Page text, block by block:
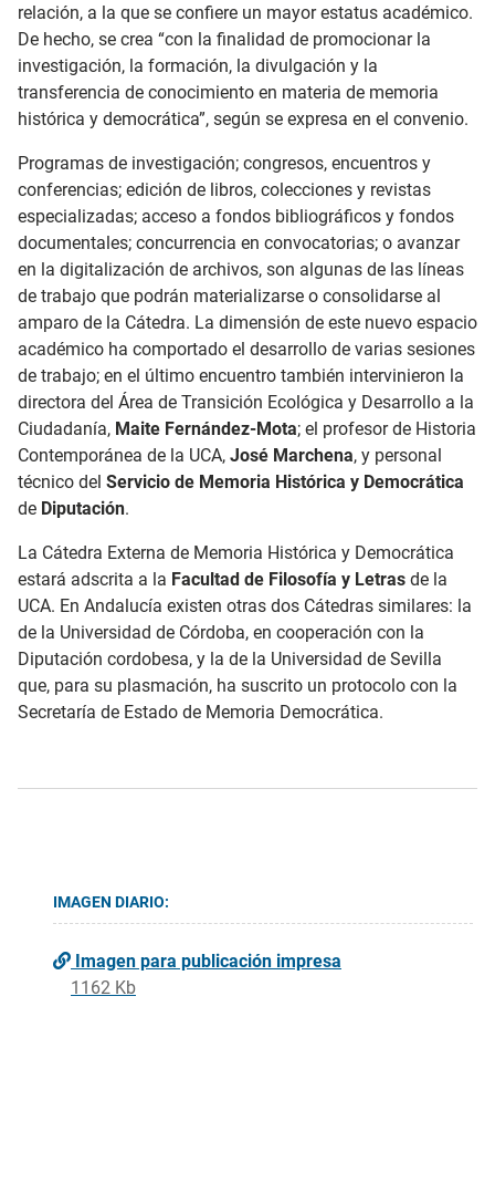
relación, a la que se confiere un mayor estatus académico.
De hecho, se crea “con la finalidad de promocionar la
investigación, la formación, la divulgación y la
transferencia de conocimiento en materia de memoria
histórica y democrática”, según se expresa en el convenio.
Programas de investigación; congresos, encuentros y
conferencias; edición de libros, colecciones y revistas
especializadas; acceso a fondos bibliográficos y fondos
documentales; concurrencia en convocatorias; o avanzar
en la digitalización de archivos, son algunas de las líneas
de trabajo que podrán materializarse o consolidarse al
amparo de la Cátedra. La dimensión de este nuevo espacio
académico ha comportado el desarrollo de varias sesiones
de trabajo; en el último encuentro también intervinieron la
directora del Área de Transición Ecológica y Desarrollo a la
Ciudadanía, Maite Fernández-Mota; el profesor de Historia
Contemporánea de la UCA, José Marchena, y personal
técnico del Servicio de Memoria Histórica y Democrática
de Diputación.
La Cátedra Externa de Memoria Histórica y Democrática
estará adscrita a la Facultad de Filosofía y Letras de la
UCA. En Andalucía existen otras dos Cátedras similares: la
de la Universidad de Córdoba, en cooperación con la
Diputación cordobesa, y la de la Universidad de Sevilla
que, para su plasmación, ha suscrito un protocolo con la
Secretaría de Estado de Memoria Democrática.
IMAGEN DIARIO:
Imagen para publicación impresa
1162 Kb